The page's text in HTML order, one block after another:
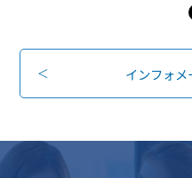
アンケートシステム・フォーム
資料ダウンロード
メール配信用語集
03-6820-0515
（平日
インフォ